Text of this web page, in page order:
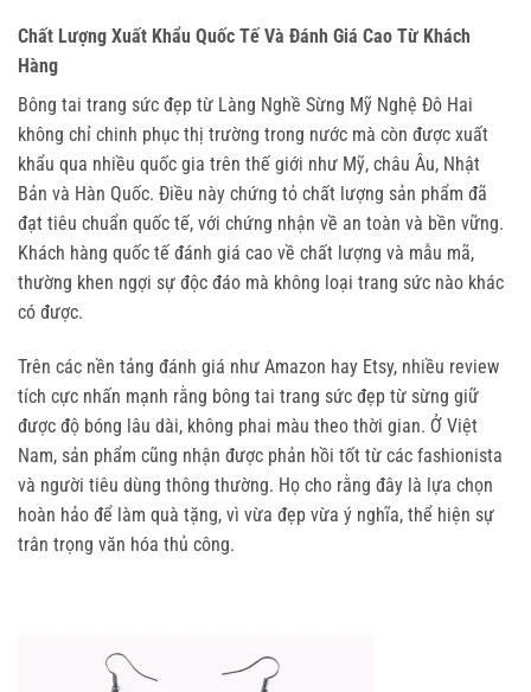
Chất Lượng Xuất Khẩu Quốc Tế Và Đánh Giá Cao Từ Khách
Hàng
Bông tai trang sức đẹp từ Làng Nghề Sừng Mỹ Nghệ Đô Hai
không chỉ chinh phục thị trường trong nước mà còn được xuất
khẩu qua nhiều quốc gia trên thế giới như Mỹ, châu Âu, Nhật
Bản và Hàn Quốc. Điều này chứng tỏ chất lượng sản phẩm đã
đạt tiêu chuẩn quốc tế, với chứng nhận về an toàn và bền vững.
Khách hàng quốc tế đánh giá cao về chất lượng và mẫu mã,
thường khen ngợi sự độc đáo mà không loại trang sức nào khác
có được.
Trên các nền tảng đánh giá như Amazon hay Etsy, nhiều review
tích cực nhấn mạnh rằng bông tai trang sức đẹp từ sừng giữ
được độ bóng lâu dài, không phai màu theo thời gian. Ở Việt
Nam, sản phẩm cũng nhận được phản hồi tốt từ các fashionista
và người tiêu dùng thông thường. Họ cho rằng đây là lựa chọn
hoàn hảo để làm quà tặng, vì vừa đẹp vừa ý nghĩa, thể hiện sự
trân trọng văn hóa thủ công.